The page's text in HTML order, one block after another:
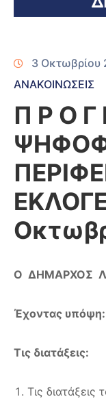
3 Οκτωβρίου
ΑΝΑΚΟΙΝΩΣΕΙΣ
Π Ρ Ο
Ο ΔΗΜΑΡΧΟΣ
Έχοντας υπόψη:
Τις διατάξεις:
Τις